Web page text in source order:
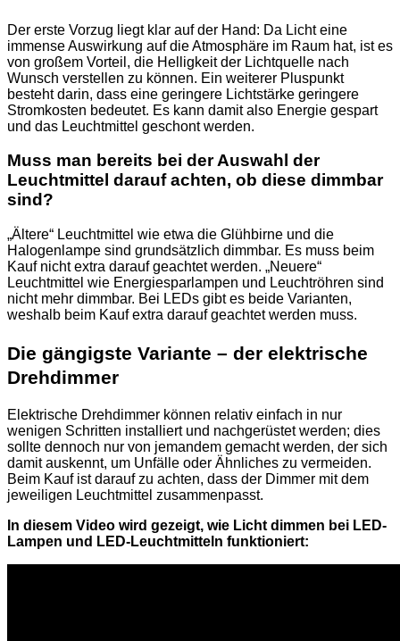
Der erste Vorzug liegt klar auf der Hand: Da Licht eine
immense Auswirkung auf die Atmosphäre im Raum hat, ist es
von großem Vorteil, die Helligkeit der Lichtquelle nach
Wunsch verstellen zu können. Ein weiterer Pluspunkt
besteht darin, dass eine geringere Lichtstärke geringere
Stromkosten bedeutet. Es kann damit also Energie gespart
und das Leuchtmittel geschont werden.
Muss man bereits bei der Auswahl der
Leuchtmittel darauf achten, ob diese dimmbar
sind?
„Ältere“ Leuchtmittel wie etwa die Glühbirne und die
Halogenlampe sind grundsätzlich dimmbar. Es muss beim
Kauf nicht extra darauf geachtet werden. „Neuere“
Leuchtmittel wie Energiesparlampen und Leuchtröhren sind
nicht mehr dimmbar. Bei LEDs gibt es beide Varianten,
weshalb beim Kauf extra darauf geachtet werden muss.
Die gängigste Variante – der elektrische
Drehdimmer
Elektrische Drehdimmer können relativ einfach in nur
wenigen Schritten installiert und nachgerüstet werden; dies
sollte dennoch nur von jemandem gemacht werden, der sich
damit auskennt, um Unfälle oder Ähnliches zu vermeiden.
Beim Kauf ist darauf zu achten, dass der Dimmer mit dem
jeweiligen Leuchtmittel zusammenpasst.
In diesem Video wird gezeigt, wie Licht dimmen bei LED-
Lampen und LED-Leuchtmitteln funktioniert: